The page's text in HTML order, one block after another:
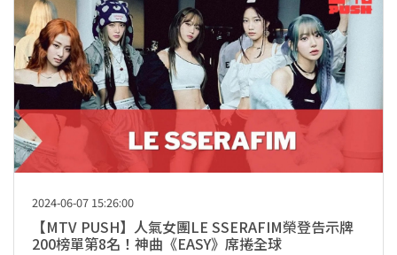
2024-06-07 15:26:00
【MTV PUSH】人氣女團LE SSERAFIM榮登告示牌
200榜單第8名！神曲《EASY》席捲全球